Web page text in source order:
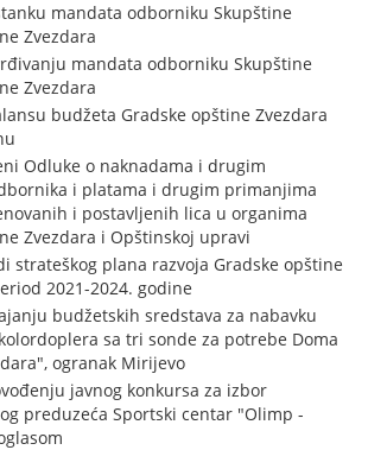
mandata odborniku Skupštine
Zvezdara
mandata odborniku Skupštine
Zvezdara
budžeta Gradske opštine Zvezdara
Odluke o naknadama i drugim
i platama i drugim primanjima
i postavljenih lica u organima
Zvezdara i Opštinskoj upravi
strateškog plana razvoja Gradske opštine
2021-2024. godine
budžetskih sredstava za nabavku
sa tri sonde za potrebe Doma
ogranak Mirijevo
javnog konkursa za izbor
preduzeća Sportski centar "Olimp -